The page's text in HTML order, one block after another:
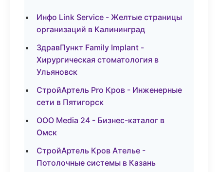
Инфо Link Service - Желтые страницы
организаций в Калининград
ЗдравПункт Family Implant -
Хирургическая стоматология в
Ульяновск
СтройАртель Pro Кров - Инженерные
сети в Пятигорск
ООО Media 24 - Бизнес-каталог в
Омск
СтройАртель Кров Ателье -
Потолочные системы в Казань